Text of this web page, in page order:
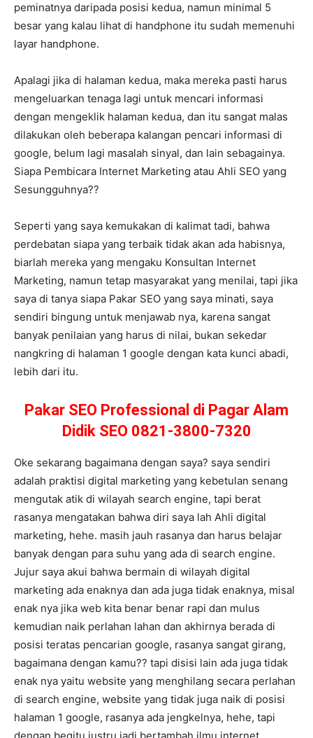
peminatnya daripada posisi kedua, namun minimal 5
besar yang kalau lihat di handphone itu sudah memenuhi
layar handphone.
Apalagi jika di halaman kedua, maka mereka pasti harus
mengeluarkan tenaga lagi untuk mencari informasi
dengan mengeklik halaman kedua, dan itu sangat malas
dilakukan oleh beberapa kalangan pencari informasi di
google, belum lagi masalah sinyal, dan lain sebagainya.
Siapa Pembicara Internet Marketing atau Ahli SEO yang
Sesungguhnya??
Seperti yang saya kemukakan di kalimat tadi, bahwa
perdebatan siapa yang terbaik tidak akan ada habisnya,
biarlah mereka yang mengaku Konsultan Internet
Marketing, namun tetap masyarakat yang menilai, tapi jika
saya di tanya siapa Pakar SEO yang saya minati, saya
sendiri bingung untuk menjawab nya, karena sangat
banyak penilaian yang harus di nilai, bukan sekedar
nangkring di halaman 1 google dengan kata kunci abadi,
lebih dari itu.
Pakar SEO Professional di Pagar Alam
Didik SEO 0821-3800-7320
Oke sekarang bagaimana dengan saya? saya sendiri
adalah praktisi digital marketing yang kebetulan senang
mengutak atik di wilayah search engine, tapi berat
rasanya mengatakan bahwa diri saya lah Ahli digital
marketing, hehe. masih jauh rasanya dan harus belajar
banyak dengan para suhu yang ada di search engine.
Jujur saya akui bahwa bermain di wilayah digital
marketing ada enaknya dan ada juga tidak enaknya, misal
enak nya jika web kita benar benar rapi dan mulus
kemudian naik perlahan lahan dan akhirnya berada di
posisi teratas pencarian google, rasanya sangat girang,
bagaimana dengan kamu?? tapi disisi lain ada juga tidak
enak nya yaitu website yang menghilang secara perlahan
di search engine, website yang tidak juga naik di posisi
halaman 1 google, rasanya ada jengkelnya, hehe, tapi